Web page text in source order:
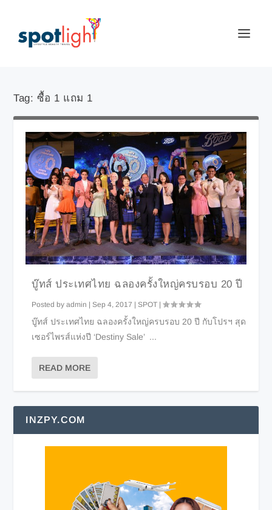
Tag: ซื้อ 1 แถม 1
บู๊ทส์ ประเทศไทย ฉลองครั้งใหญ่ครบรอบ 20 ปี
Posted byadmin |Sep 4, 2017 |SPOT |
บู๊ทส์ ประเทศไทย ฉลองครั้งใหญ่ครบรอบ 20 ปี กับโปรฯ สุด
เซอร์ไพรส์แห่งปี ‘Destiny Sale’ ...
READ MORE
INZPY.COM